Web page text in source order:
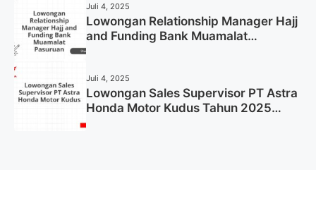
Juli 4, 2025
Lowongan Relationship Manager Hajj
and Funding Bank Muamalat
Juli 4, 2025
Lowongan Sales Supervisor PT Astra
Honda Motor Kudus Tahun 2025